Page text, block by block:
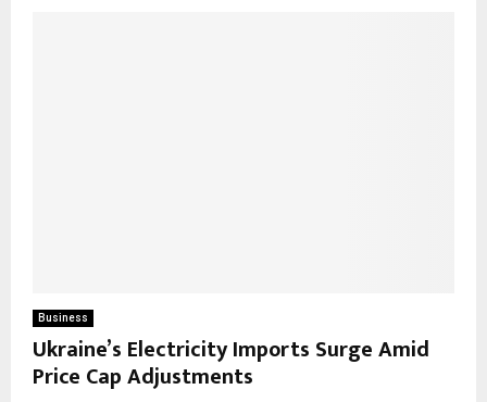
Business
Ukraine’s Electricity Imports Surge Amid
Price Cap Adjustments